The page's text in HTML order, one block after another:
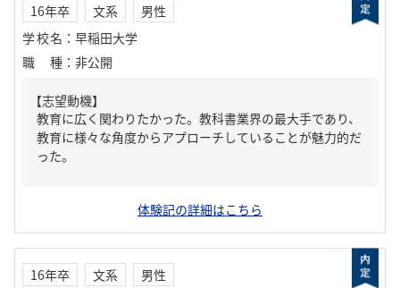
16年卒 文系
男性
学校名 ： 早稲田大学
職種 ： 非公開
【志望動機】
教育に広く関わりたかった。教科書業界の最大手であり、
教育に様々な角度からアプローチしていることが魅力的だ
った。
体験記の詳細はこちら
16年卒 文系
男性